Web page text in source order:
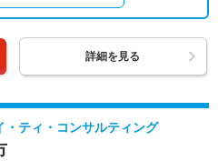
詳細を見る
・ティ・コンサルティング